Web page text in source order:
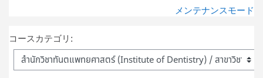
メンテナンスモード
コースカテゴリ: